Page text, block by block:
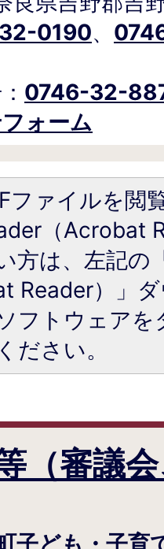
0190、
0746-32-
ォーム
ファイルを閲
（Acrobat
方は、左記の
Reader）」
フトウェア
ださい。
（審議
子ども・子育